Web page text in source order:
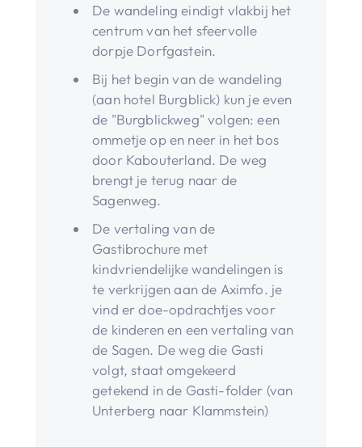
De wandeling eindigt vlakbij het
centrum van het sfeervolle
dorpje Dorfgastein.
Bij het begin van de wandeling
(aan hotel Burgblick) kun je even
de "Burgblickweg" volgen: een
ommetje op en neer in het bos
door Kabouterland. De weg
brengt je terug naar de
Sagenweg.
De vertaling van de
Gastibrochure met
kindvriendelijke wandelingen is
te verkrijgen aan de Aximfo. je
vind er doe-opdrachtjes voor
de kinderen en een vertaling van
de Sagen. De weg die Gasti
volgt, staat omgekeerd
getekend in de Gasti-folder (van
Unterberg naar Klammstein)